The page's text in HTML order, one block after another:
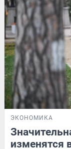
ЭКОНОМИКА
изменятся